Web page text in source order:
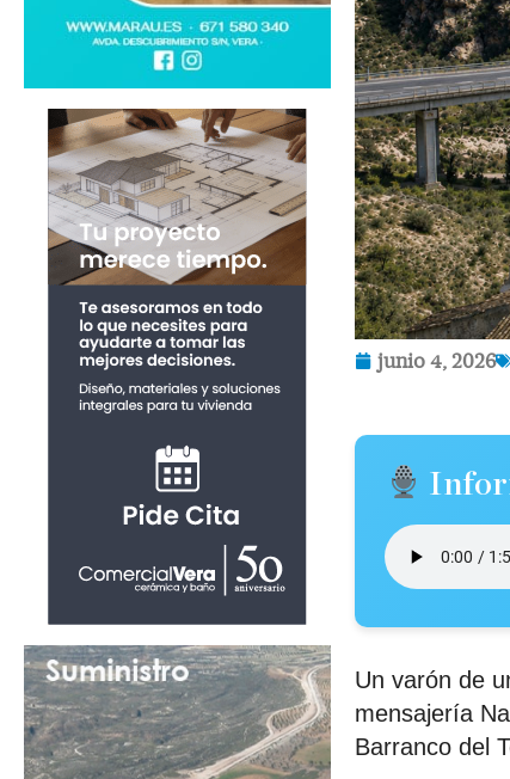
junio 4, 2026
Un varón de
mensajería
Barranco del